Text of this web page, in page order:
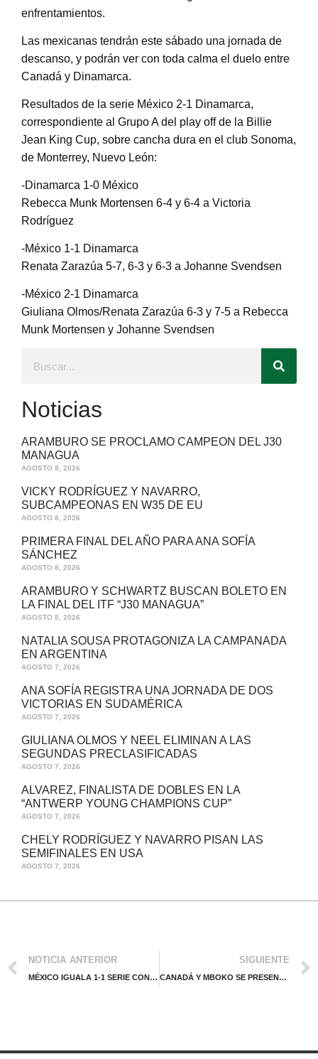
enfrentamientos.
Las mexicanas tendrán este sábado una jornada de
descanso, y podrán ver con toda calma el duelo entre
Canadá y Dinamarca.
Resultados de la serie México 2-1 Dinamarca,
correspondiente al Grupo A del play off de la Billie
Jean King Cup, sobre cancha dura en el club Sonoma,
de Monterrey, Nuevo León:
-Dinamarca 1-0 México
Rebecca Munk Mortensen 6-4 y 6-4 a Victoria
Rodríguez
-México 1-1 Dinamarca
Renata Zarazúa 5-7, 6-3 y 6-3 a Johanne Svendsen
-México 2-1 Dinamarca
Giuliana Olmos/Renata Zarazúa 6-3 y 7-5 a Rebecca
Munk Mortensen y Johanne Svendsen
Noticias
ARAMBURO SE PROCLAMO CAMPEON DEL J30
MANAGUA
AGOSTO 8, 2026
VICKY RODRÍGUEZ Y NAVARRO,
SUBCAMPEONAS EN W35 DE EU
AGOSTO 8, 2026
PRIMERA FINAL DEL AÑO PARA ANA SOFÍA
SÁNCHEZ
AGOSTO 8, 2026
ARAMBURO Y SCHWARTZ BUSCAN BOLETO EN
LA FINAL DEL ITF “J30 MANAGUA”
AGOSTO 8, 2026
NATALIA SOUSA PROTAGONIZA LA CAMPANADA
EN ARGENTINA
AGOSTO 7, 2026
ANA SOFÍA REGISTRA UNA JORNADA DE DOS
VICTORIAS EN SUDAMÉRICA
AGOSTO 7, 2026
GIULIANA OLMOS Y NEEL ELIMINAN A LAS
SEGUNDAS PRECLASIFICADAS
AGOSTO 7, 2026
ALVAREZ, FINALISTA DE DOBLES EN LA
“ANTWERP YOUNG CHAMPIONS CUP”
AGOSTO 7, 2026
CHELY RODRÍGUEZ Y NAVARRO PISAN LAS
SEMIFINALES EN USA
AGOSTO 7, 2026
NOTICIA ANTERIOR
MÉXICO IGUALA 1-1 SERIE CON DINAMARCA
SIGUIENTE
CANADÁ Y MBOKO SE PRESENTAN CONTRA DINAMARCA EN LA BJKC